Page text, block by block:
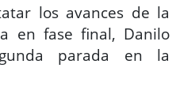
los avances de la
en fase final, Danilo
parada en la